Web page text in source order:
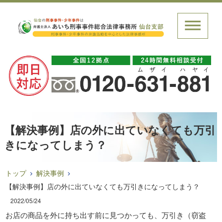
【解決事例】店の外に出ていなくても万引
きになってしまう？
トップ
解決事例
【解決事例】店の外に出ていなくても万引きになってしまう？
2022/05/24
お店の商品を外に持ち出す前に見つかっても、万引き（窃盗